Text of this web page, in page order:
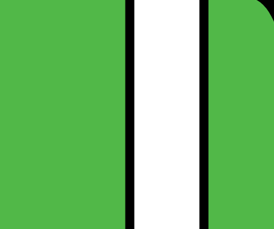
slidbestandigt stødsikkert til iPhone Sort iPhone 15